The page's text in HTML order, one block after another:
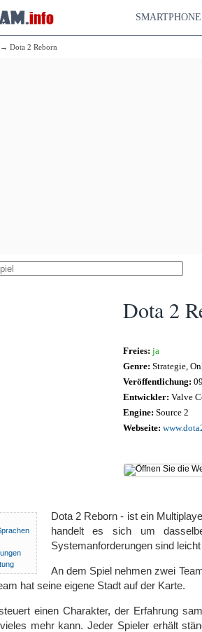
→ Dota 2 Reborn
Dota 2
Freies: ja
Genre: Strategie,
Veröffentlichung:
Entwickler: Valve
Engine: Source 2
Webseite:
Dota 2 Reborn - ist ein
handelt es sich um
Systemanforderungen sind
An dem Spiel nehmen zwei
hat seine eigene Stadt auf der Karte.
einen Charakter, der Erfahrung
mehr kann. Jeder Spieler erhält